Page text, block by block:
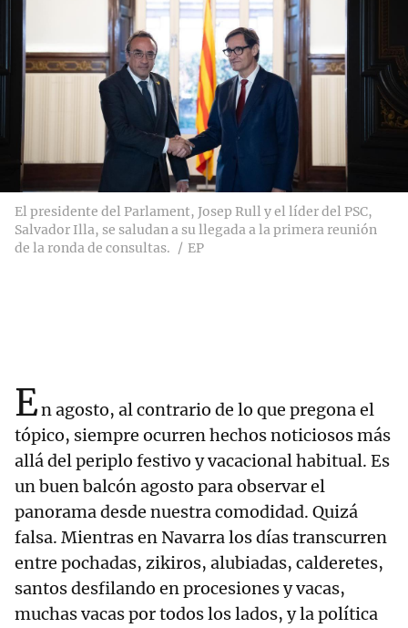
El presidente del Parlament, Josep Rull y el líder del PSC,
Salvador Illa, se saludan a su llegada a la primera reunión
de la ronda de consultas.
EP
En agosto, al contrario de lo que pregona el
tópico, siempre ocurren hechos noticiosos más
allá del periplo festivo y vacacional habitual. Es
un buen balcón agosto para observar el
panorama desde nuestra comodidad. Quizá
falsa. Mientras en Navarra los días transcurren
entre pochadas, zikiros, alubiadas, calderetes,
santos desfilando en procesiones y vacas,
muchas vacas por todos los lados, y la política